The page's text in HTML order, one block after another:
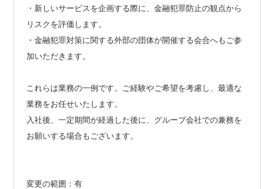
・新しいサービスを企画する際に、金融犯罪防止の観点から
リスクを評価します。
・金融犯罪対策に関する外部の団体が開催する会合へもご参
加いただきます。
これらは業務の一例です。ご経験やご希望を考慮し、最適な
業務をお任せいたします。
入社後、一定期間が経過した後に、グループ会社での兼務を
お願いする場合もございます。
変更の範囲：有